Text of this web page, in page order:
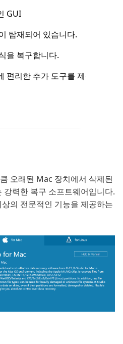
GUI
탑재되어 있습니다.
을 복구합니다.
편리한 추가 도구를 제공합니
오래된 Mac 장치에서 삭제된
력한 복구 소프트웨어입니다.
의 전문적인 기능을 제공하는